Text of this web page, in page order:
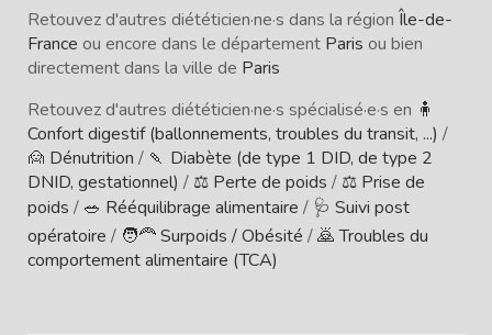
Retouvez d'autres diététicien·ne·s dans la région Île-de-
France ou encore dans le département Paris ou bien
directement dans la ville de Paris
Retouvez d'autres diététicien·ne·s spécialisé·e·s en 🧍
Confort digestif (ballonnements, troubles du transit, ...) /
🙍 Dénutrition / 🍡 Diabète (de type 1 DID, de type 2
DNID, gestationnel) / ⚖️ Perte de poids / ⚖️ Prise de
poids / 🥗 Rééquilibrage alimentaire / 🩺 Suivi post
opératoire / 🧑‍🦰 Surpoids / Obésité /🙇 Troubles du
comportement alimentaire (TCA)